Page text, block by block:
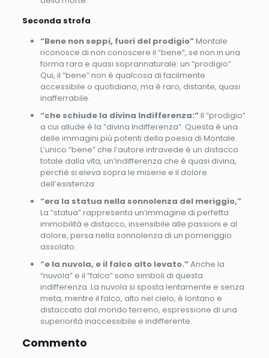
Seconda strofa
“Bene non seppi, fuori del prodigio”Montale
riconosce di non conoscere il “bene”, se non in una
forma rara e quasi soprannaturale: un “prodigio”.
Qui, il “bene” non è qualcosa di facilmente
accessibile o quotidiano, ma è raro, distante, quasi
inafferrabile.
“che schiude la divina Indifferenza:”Il “prodigio”
a cui allude è la “divina Indifferenza”. Questa è una
delle immagini più potenti della poesia di Montale.
L’unico “bene” che l’autore intravede è un distacco
totale dalla vita, un’indifferenza che è quasi divina,
perché si eleva sopra le miserie e il dolore
dell’esistenza.
“era la statua nella sonnolenza del meriggio,”
La “statua” rappresenta un’immagine di perfetta
immobilità e distacco, insensibile alle passioni e al
dolore, persa nella sonnolenza di un pomeriggio
assolato.
“e la nuvola, e il falco alto levato.”Anche la
“nuvola” e il “falco” sono simboli di questa
indifferenza. La nuvola si sposta lentamente e senza
meta, mentre il falco, alto nel cielo, è lontano e
distaccato dal mondo terreno, espressione di una
superiorità inaccessibile e indifferente.
Commento